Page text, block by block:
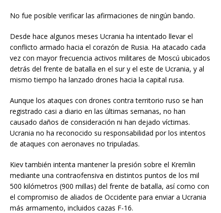
No fue posible verificar las afirmaciones de ningún bando.
Desde hace algunos meses Ucrania ha intentado llevar el
conflicto armado hacia el corazón de Rusia. Ha atacado cada
vez con mayor frecuencia activos militares de Moscú ubicados
detrás del frente de batalla en el sur y el este de Ucrania, y al
mismo tiempo ha lanzado drones hacia la capital rusa.
Aunque los ataques con drones contra territorio ruso se han
registrado casi a diario en las últimas semanas, no han
causado daños de consideración ni han dejado víctimas.
Ucrania no ha reconocido su responsabilidad por los intentos
de ataques con aeronaves no tripuladas.
Kiev también intenta mantener la presión sobre el Kremlin
mediante una contraofensiva en distintos puntos de los mil
500 kilómetros (900 millas) del frente de batalla, así como con
el compromiso de aliados de Occidente para enviar a Ucrania
más armamento, incluidos cazas F-16.